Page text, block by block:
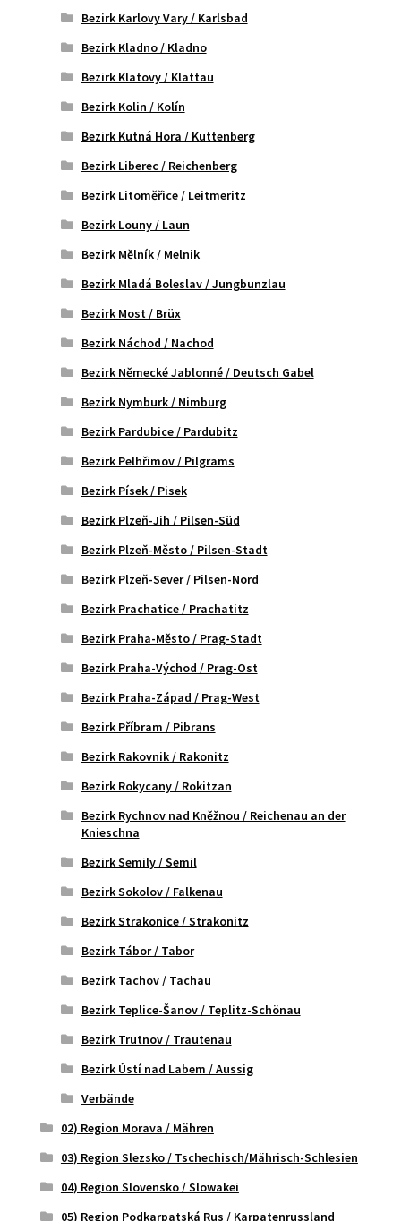
Bezirk Karlovy Vary / Karlsbad
Bezirk Kladno / Kladno
Bezirk Klatovy / Klattau
Bezirk Kolin / Kolín
Bezirk Kutná Hora / Kuttenberg
Bezirk Liberec / Reichenberg
Bezirk Litoměřice / Leitmeritz
Bezirk Louny / Laun
Bezirk Mělník / Melnik
Bezirk Mladá Boleslav / Jungbunzlau
Bezirk Most / Brüx
Bezirk Náchod / Nachod
Bezirk Německé Jablonné / Deutsch Gabel
Bezirk Nymburk / Nimburg
Bezirk Pardubice / Pardubitz
Bezirk Pelhřimov / Pilgrams
Bezirk Písek / Pisek
Bezirk Plzeň-Jih / Pilsen-Süd
Bezirk Plzeň-Město / Pilsen-Stadt
Bezirk Plzeň-Sever / Pilsen-Nord
Bezirk Prachatice / Prachatitz
Bezirk Praha-Město / Prag-Stadt
Bezirk Praha-Východ / Prag-Ost
Bezirk Praha-Západ / Prag-West
Bezirk Příbram / Pibrans
Bezirk Rakovnik / Rakonitz
Bezirk Rokycany / Rokitzan
Bezirk Rychnov nad Kněžnou / Reichenau an der
Knieschna
Bezirk Semily / Semil
Bezirk Sokolov / Falkenau
Bezirk Strakonice / Strakonitz
Bezirk Tábor / Tabor
Bezirk Tachov / Tachau
Bezirk Teplice-Šanov / Teplitz-Schönau
Bezirk Trutnov / Trautenau
Bezirk Ústí nad Labem / Aussig
Verbände
02) Region Morava / Mähren
03) Region Slezsko / Tschechisch/Mährisch-Schlesien
04) Region Slovensko / Slowakei
05) Region Podkarpatská Rus / Karpatenrussland